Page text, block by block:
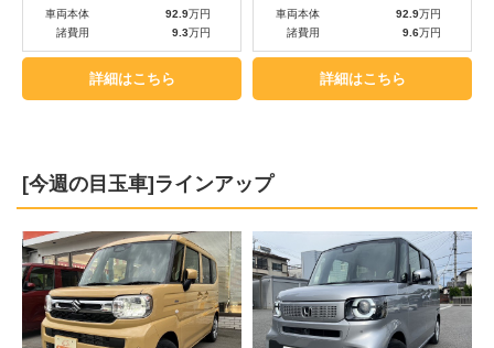
車両本体 92.9万円
諸費用
9.3万円
詳細はこちら
車両本体 92.9万円
諸費用
9.6万円
詳細はこちら
[今週の目玉車]ラインアップ